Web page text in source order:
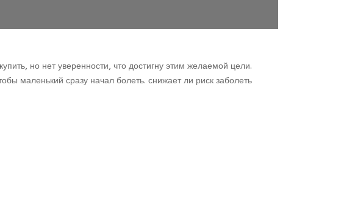
но нет уверенности, что достигну этим желаемой цели.
маленький сразу начал болеть. снижает ли риск заболеть